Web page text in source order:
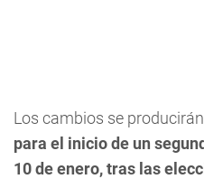
Los cambios se
para el inicio de un
10 de enero, tras las